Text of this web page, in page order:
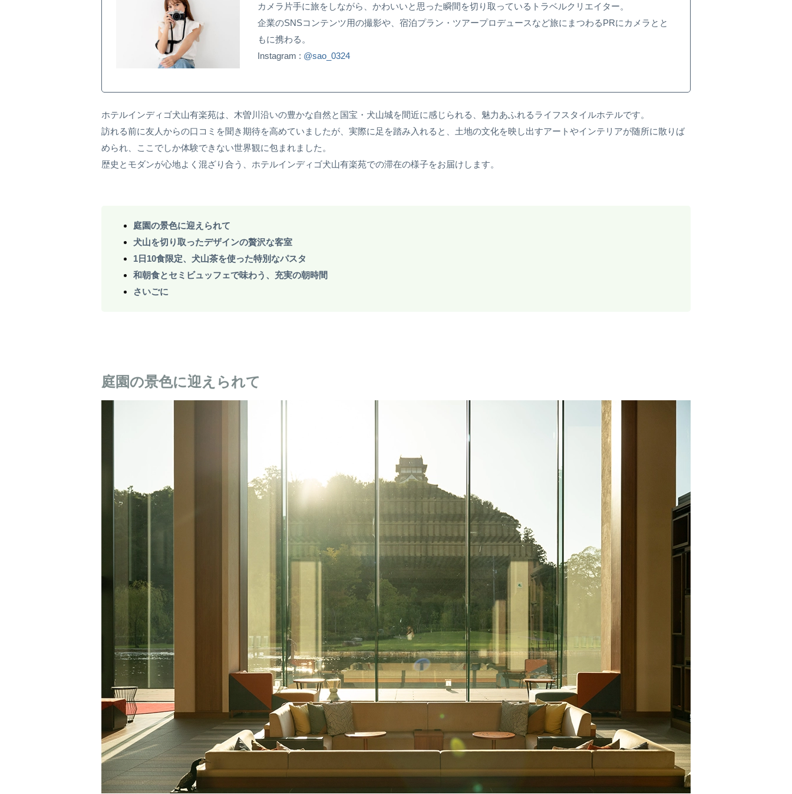
カメラ片手に旅をしながら、かわいいと思った瞬間を切り取っているトラベルクリエイター。
企業のSNSコンテンツ用の撮影や、宿泊プラン・ツアープロデュースなど旅にまつわるPRにカメラとと
もに携わる。
Instagram : @sao_0324
ホテルインディゴ犬山有楽苑は、木曽川沿いの豊かな自然と国宝・犬山城を間近に感じられる、魅力あふれるライフスタイルホテルです。
訪れる前に友人からの口コミを聞き期待を高めていましたが、実際に足を踏み入れると、土地の文化を映し出すアートやインテリアが随所に散りば
められ、ここでしか体験できない世界観に包まれました。
歴史とモダンが心地よく混ざり合う、ホテルインディゴ犬山有楽苑での滞在の様子をお届けします。
庭園の景色に迎えられて
犬山を切り取ったデザインの贅沢な客室
1日10食限定、犬山茶を使った特別なパスタ
和朝食とセミビュッフェで味わう、充実の朝時間
さいごに
庭園の景色に迎えられて